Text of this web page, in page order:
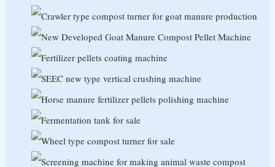
Bahasa Melayu
Malti
Te Reo Māori
Монгол